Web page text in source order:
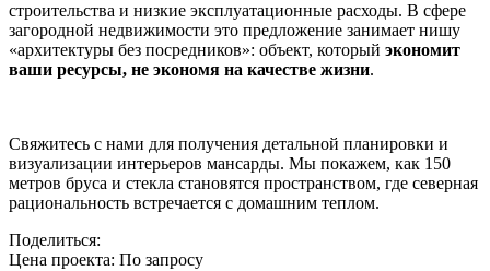
строительства и низкие эксплуатационные расходы. В сфере
загородной недвижимости это предложение занимает нишу
«архитектуры без посредников»: объект, который экономит
ваши ресурсы, не экономя на качестве жизни.
Свяжитесь с нами для получения детальной планировки и
визуализации интерьеров мансарды. Мы покажем, как 150
метров бруса и стекла становятся пространством, где северная
рациональность встречается с домашним теплом.
Поделиться:
Цена проекта: По запросу